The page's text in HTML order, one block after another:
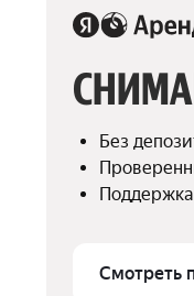
Без
Поддержка
Смотреть